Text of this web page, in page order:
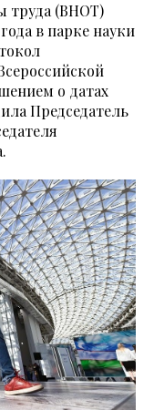
труда (ВНОТ)
в парке науки
о датах
Председатель